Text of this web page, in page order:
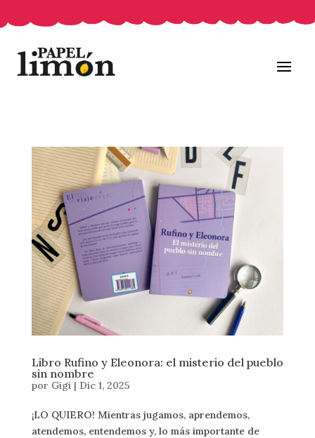
Libro Rufino y Eleonora: el misterio del pueblo
sin nombre
por Gigi| Dic 1, 2025
¡LO QUIERO! Mientras jugamos, aprendemos,
atendemos, entendemos y, lo más importante de